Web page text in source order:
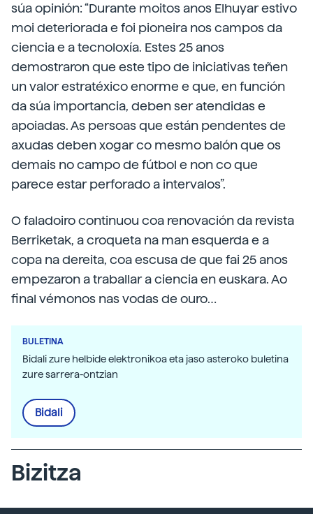
súa opinión: “Durante moitos anos Elhuyar estivo
moi deteriorada e foi pioneira nos campos da
ciencia e a tecnoloxía. Estes 25 anos
demostraron que este tipo de iniciativas teñen
un valor estratéxico enorme e que, en función
da súa importancia, deben ser atendidas e
apoiadas. As persoas que están pendentes de
axudas deben xogar co mesmo balón que os
demais no campo de fútbol e non co que
parece estar perforado a intervalos”.
O faladoiro continuou coa renovación da revista
Berriketak, a croqueta na man esquerda e a
copa na dereita, coa escusa de que fai 25 anos
empezaron a traballar a ciencia en euskara. Ao
final vémonos nas vodas de ouro…
BULETINA
Bidali zure helbide elektronikoa eta jaso asteroko buletina
zure sarrera-ontzian
Bidali
Bizitza